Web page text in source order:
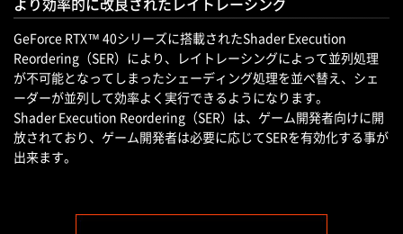
GeForce RTX™ 40シリーズに搭載されたShader Execution
Reordering（SER）により、レイトレーシングによって並列処理
が不可能となってしまったシェーディング処理を並べ替え、シェ
ーダーが並列して効率よく実行できるようになります。
Shader Execution Reordering（SER）は、ゲーム開発者向けに開
放されており、ゲーム開発者は必要に応じてSERを有効化する事が
出来ます。